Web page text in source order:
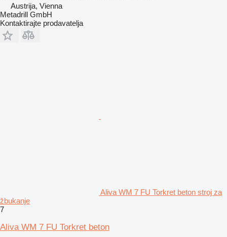
Austrija, Vienna
Metadrill GmbH
Kontaktirajte prodavatelja
Aliva WM 7 FU Torkret beton stroj za
žbukanje
7
Aliva WM 7 FU Torkret beton